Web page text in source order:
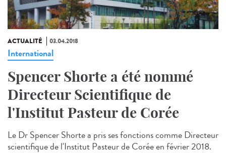
ACTUALITÉ 03.04.2018
International
Spencer Shorte a été nommé
Directeur Scientifique de
l'Institut Pasteur de Corée
Le Dr Spencer Shorte a pris ses fonctions comme Directeur
scientifique de l'Institut Pasteur de Corée en février 2018.